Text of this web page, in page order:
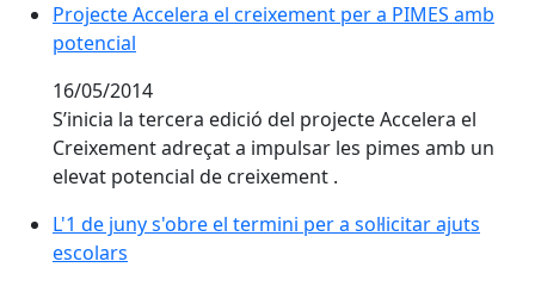
Projecte Accelera el creixement per a PIMES amb
potencial
16/05/2014
S’inicia la tercera edició del projecte Accelera el
Creixement adreçat a impulsar les pimes amb un
elevat potencial de creixement .
L'1 de juny s'obre el termini per a sol·licitar ajuts
escolars